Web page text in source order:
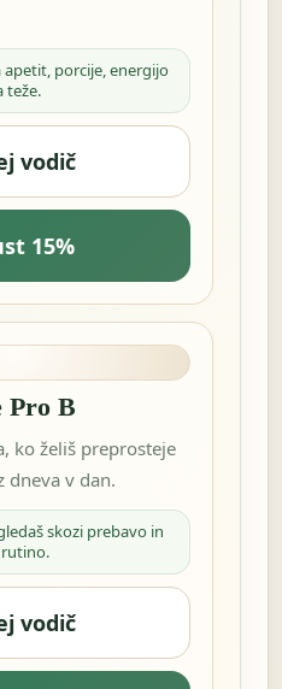
apetit, porcije, energijo
teže.
vodič
15%
Pro B
ko želiš preprosteje
dneva v dan.
skozi prebavo in
vodič